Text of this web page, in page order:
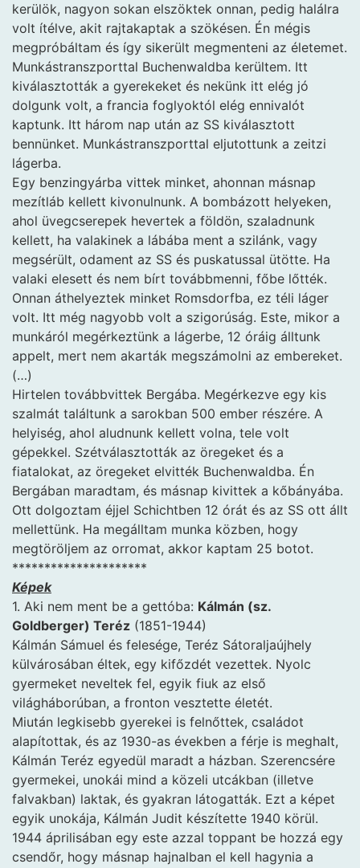
kerülök, nagyon sokan elszöktek onnan, pedig halálra
volt ítélve, akit rajtakaptak a szökésen. Én mégis
megpróbáltam és így sikerült megmenteni az életemet.
Munkástranszporttal Buchenwaldba kerültem. Itt
kiválasztották a gyerekeket és nekünk itt elég jó
dolgunk volt, a francia foglyoktól elég ennivalót
kaptunk. Itt három nap után az SS kiválasztott
bennünket. Munkástranszporttal eljutottunk a zeitzi
lágerba.
Egy benzingyárba vittek minket, ahonnan másnap
mezítláb kellett kivonulnunk. A bombázott helyeken,
ahol üvegcserepek hevertek a földön, szaladnunk
kellett, ha valakinek a lábába ment a szilánk, vagy
megsérült, odament az SS és puskatussal ütötte. Ha
valaki elesett és nem bírt továbbmenni, főbe lőtték.
Onnan áthelyeztek minket Romsdorfba, ez téli láger
volt. Itt még nagyobb volt a szigorúság. Este, mikor a
munkáról megérkeztünk a lágerbe, 12 óráig álltunk
appelt, mert nem akarták megszámolni az embereket.
(…)
Hirtelen továbbvittek Bergába. Megérkezve egy kis
szalmát találtunk a sarokban 500 ember részére. A
helyiség, ahol aludnunk kellett volna, tele volt
gépekkel. Szétválasztották az öregeket és a
fiatalokat, az öregeket elvitték Buchenwaldba. Én
Bergában maradtam, és másnap kivittek a kőbányába.
Ott dolgoztam éjjel Schichtben 12 órát és az SS ott állt
mellettünk. Ha megálltam munka közben, hogy
megtöröljem az orromat, akkor kaptam 25 botot.
*********************
Képek
1. Aki nem ment be a gettóba: Kálmán (sz.
Goldberger) Teréz (1851-1944)
Kálmán Sámuel és felesége, Teréz Sátoraljaújhely
külvárosában éltek, egy kifőzdét vezettek. Nyolc
gyermeket neveltek fel, egyik fiuk az első
világháborúban, a fronton vesztette életét.
Miután legkisebb gyerekei is felnőttek, családot
alapítottak, és az 1930-as években a férje is meghalt,
Kálmán Teréz egyedül maradt a házban. Szerencsére
gyermekei, unokái mind a közeli utcákban (illetve
falvakban) laktak, és gyakran látogatták. Ezt a képet
egyik unokája, Kálmán Judit készítette 1940 körül.
1944 áprilisában egy este azzal toppant be hozzá egy
csendőr, hogy másnap hajnalban el kell hagynia a